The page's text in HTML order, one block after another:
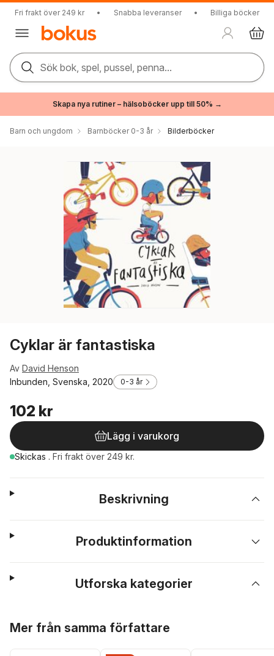
Fri frakt över 249 kr • Snabba leveranser • Billiga böcker
Sök bok, spel, pussel, penna...
Skapa nya rutiner – hälsoböcker upp till 50% →
Barn och ungdom Barnböcker 0-3 år Bilderböcker
Cyklar är fantastiska
Av David Henson
Inbunden, Svenska, 2020
0-3 år
102 kr
Lägg i varukorg
Skickas . Fri frakt över 249 kr.
Beskrivning
Produktinformation
Utforska kategorier
Mer från samma författare